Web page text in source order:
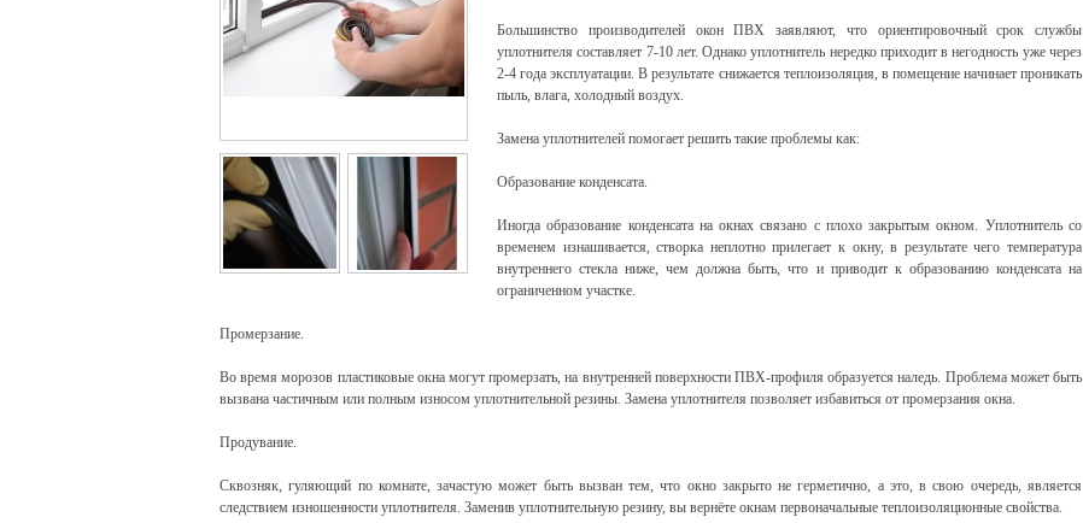
Большинство производителей окон ПВХ заявляют, что ориентировочный срок службы
уплотнителя составляет 7-10 лет. Однако уплотнитель нередко приходит в негодность уже через
2-4 года эксплуатации. В результате снижается теплоизоляция, в помещение начинает проникать
пыль, влага, холодный воздух.
Замена уплотнителей помогает решить такие проблемы как:
Образование конденсата.
Иногда образование конденсата на окнах связано с плохо закрытым окном. Уплотнитель со
временем изнашивается, створка неплотно прилегает к окну, в результате чего температура
внутреннего стекла ниже, чем должна быть, что и приводит к образованию конденсата на
ограниченном участке.
Промерзание.
Во время морозов пластиковые окна могут промерзать, на внутренней поверхности ПВХ-профиля образуется наледь. Проблема может быть
вызвана частичным или полным износом уплотнительной резины. Замена уплотнителя позволяет избавиться от промерзания окна.
Продувание.
Сквозняк, гуляющий по комнате, зачастую может быть вызван тем, что окно закрыто не герметично, а это, в свою очередь, является
следствием изношенности уплотнителя. Заменив уплотнительную резину, вы вернёте окнам первоначальные теплоизоляционные свойства.